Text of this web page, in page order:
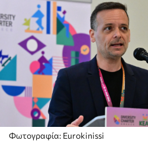
Φωτογραφία: Eurokinissi